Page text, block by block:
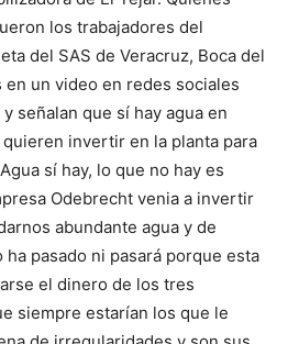
los trabajadores del
del SAS de Veracruz, Boca del
un video en redes sociales
señalan que sí hay agua en
invertir en la planta para
sí hay, lo que no hay es
Odebrecht venia a invertir
abundante agua y de
ha pasado ni pasará porque esta
el dinero de los tres
siempre estarían los que le